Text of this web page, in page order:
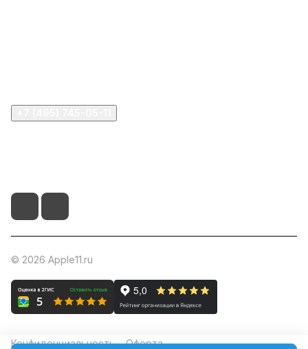
© 2026 Apple11.ru
Конфиденциальность Оферта